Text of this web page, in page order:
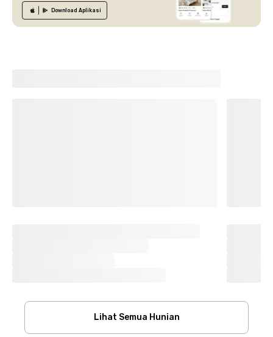
Download Aplikasi
Lihat Semua Hunian